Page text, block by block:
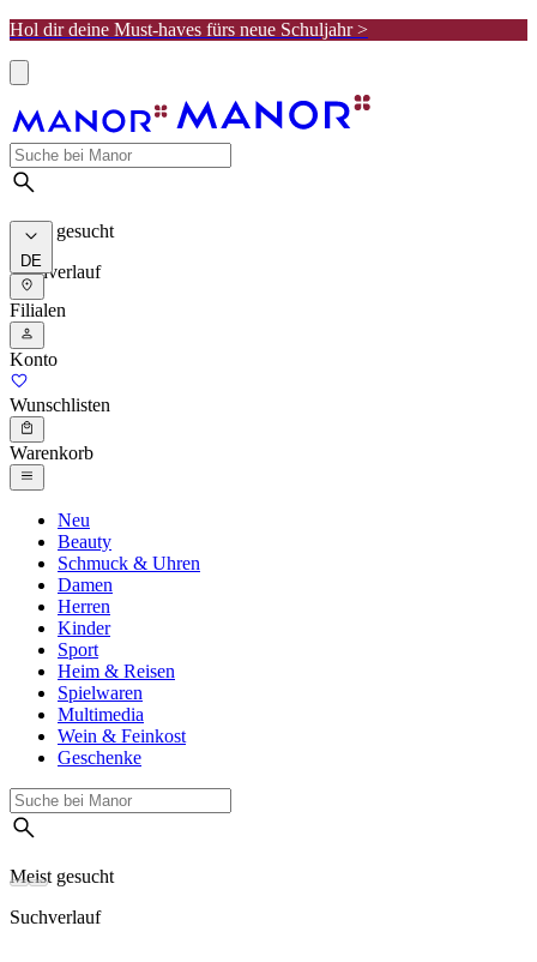
Hol dir deine Must-haves fürs neue Schuljahr >
Meist gesucht
Suchverlauf
DE
Filialen
Konto
Wunschlisten
Warenkorb
Neu
Beauty
Schmuck & Uhren
Damen
Herren
Kinder
Sport
Heim & Reisen
Spielwaren
Multimedia
Wein & Feinkost
Geschenke
Meist gesucht
Suchverlauf